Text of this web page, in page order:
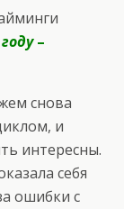
–
снова
и
интересны.
себя
ошибки с